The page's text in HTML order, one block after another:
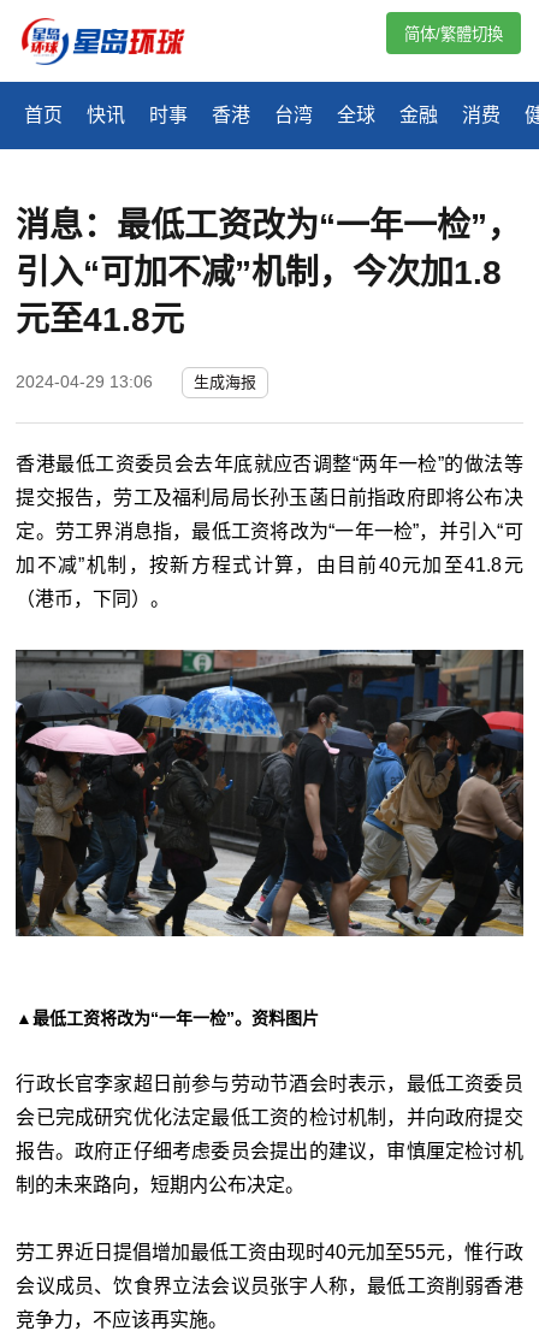
首页 快讯 时事 香港 台湾 全球 金融 消费
简体/繁體切換
消息：最低工资改为“一年一检”，
引入“可加不减”机制，今次加1.8
元至41.8元
2024-04-29 13:06 生成海报
香港最低工资委员会去年底就应否调整“两年一检”的做法等
提交报告，劳工及福利局局长孙玉菡日前指政府即将公布决
定。劳工界消息指，最低工资将改为“一年一检”，并引入“可
加不减”机制，按新方程式计算，由目前40元加至41.8元
（港币，下同）。
▲最低工资将改为“一年一检”。资料图片
行政长官李家超日前参与劳动节酒会时表示，最低工资委员
会已完成研究优化法定最低工资的检讨机制，并向政府提交
报告。政府正仔细考虑委员会提出的建议，审慎厘定检讨机
制的未来路向，短期内公布决定。
劳工界近日提倡增加最低工资由现时40元加至55元，惟行政
会议成员、饮食界立法会议员张宇人称，最低工资削弱香港
竞争力，不应该再实施。